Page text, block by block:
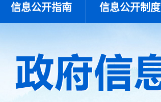
信息公开指南 信息公开制度